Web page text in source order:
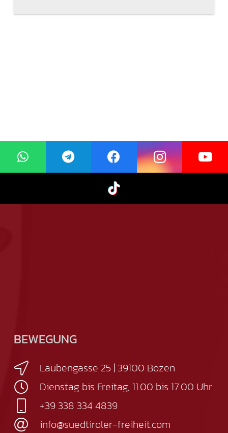
BEWEGUNG
Laubengasse 25 | 39100 Bozen
Dienstag bis Freitag, 11.00 bis 17.00 Uhr
+39 338 334 4839
info@suedtiroler-freiheit.com